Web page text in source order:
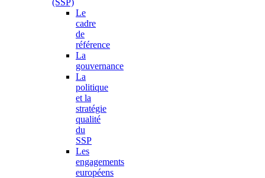
(SSP)
Le
cadre
de
référence
La
gouvernance
La
politique
et la
stratégie
qualité
du
SSP
Les
engagements
européens